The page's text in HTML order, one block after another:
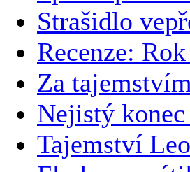
Strašidlo
Recenze:
Za
Nejistý
Tajemství